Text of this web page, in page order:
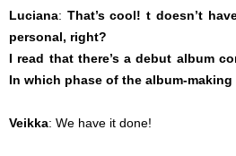
Luciana: That’s cool! t doesn’t
personal, right?
I read that there’s a debut album
In which phase of the album-making
Veikka: We have it done!